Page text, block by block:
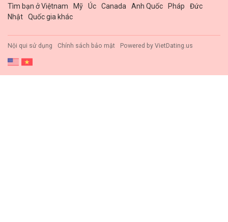
Tìm bạn ở Việtnam
Mỹ Úc Canada Anh Quốc Pháp
Đức
Nhật
Quốc gia khác
Nội qui sử dụng Chính sách bảo mật Powered by VietDating.us